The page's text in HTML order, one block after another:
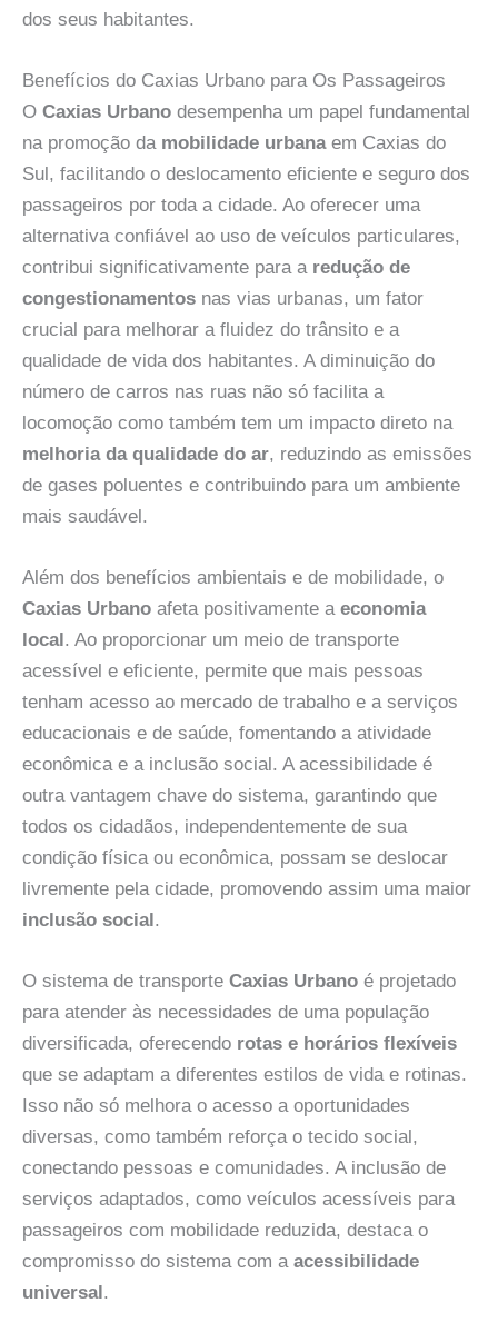
dos seus habitantes.
Benefícios do Caxias Urbano para Os Passageiros
O Caxias Urbano desempenha um papel fundamental
na promoção da mobilidade urbanaem Caxias do
Sul, facilitando o deslocamento eficiente e seguro dos
passageiros por toda a cidade. Ao oferecer uma
alternativa confiável ao uso de veículos particulares,
contribui significativamente para a redução de
congestionamentos nas vias urbanas, um fator
crucial para melhorar a fluidez do trânsito e a
qualidade de vida dos habitantes. A diminuição do
número de carros nas ruas não só facilita a
locomoção como também tem um impacto direto na
melhoria da qualidade do ar, reduzindo as emissões
de gases poluentes e contribuindo para um ambiente
mais saudável.
Além dos benefícios ambientais e de mobilidade, o
Caxias Urbano afeta positivamente a economia
local . Ao proporcionar um meio de transporte
acessível e eficiente, permite que mais pessoas
tenham acesso ao mercado de trabalho e a serviços
educacionais e de saúde, fomentando a atividade
econômica e a inclusão social. A acessibilidade é
outra vantagem chave do sistema, garantindo que
todos os cidadãos, independentemente de sua
condição física ou econômica, possam se deslocar
livremente pela cidade, promovendo assim uma maior
inclusão social .
O sistema de transporte Caxias Urbano é projetado
para atender às necessidades de uma população
diversificada, oferecendo rotas e horários flexíveis
que se adaptam a diferentes estilos de vida e rotinas.
Isso não só melhora o acesso a oportunidades
diversas, como também reforça o tecido social,
conectando pessoas e comunidades. A inclusão de
serviços adaptados, como veículos acessíveis para
passageiros com mobilidade reduzida, destaca o
compromisso do sistema com a acessibilidade
universal .